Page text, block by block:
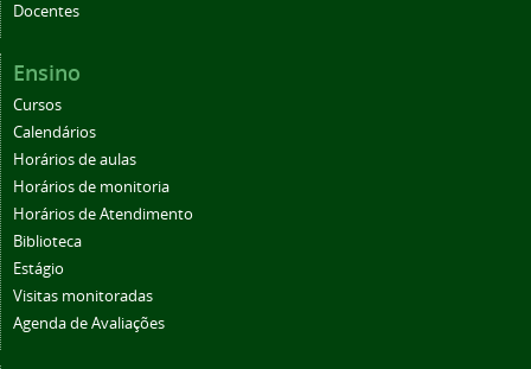
Docentes
Ensino
Cursos
Calendários
Horários de aulas
Horários de monitoria
Horários de Atendimento
Biblioteca
Estágio
Visitas monitoradas
Agenda de Avaliações